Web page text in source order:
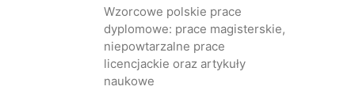
Wzorcowe polskie prace
dyplomowe: prace magisterskie,
niepowtarzalne prace
licencjackie oraz artykuły
naukowe